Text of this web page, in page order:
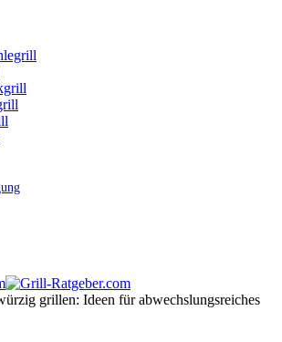
grillen: Ideen für abwechslungsreiches